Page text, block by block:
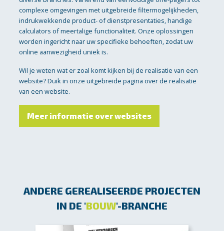
complexe omgevingen met uitgebreide filtermogelijkheden,
indrukwekkende product- of dienstpresentaties, handige
calculators of meertalige functionaliteit. Onze oplossingen
worden ingericht naar uw specifieke behoeften, zodat uw
online aanwezigheid uniek is.
Wil je weten wat er zoal komt kijken bij de realisatie van een
website? Duik in onze uitgebreide pagina over de realisatie
van een website.
Meer informatie over websites
ANDERE GEREALISEERDE PROJECTEN
IN DE 'BOUW'-BRANCHE